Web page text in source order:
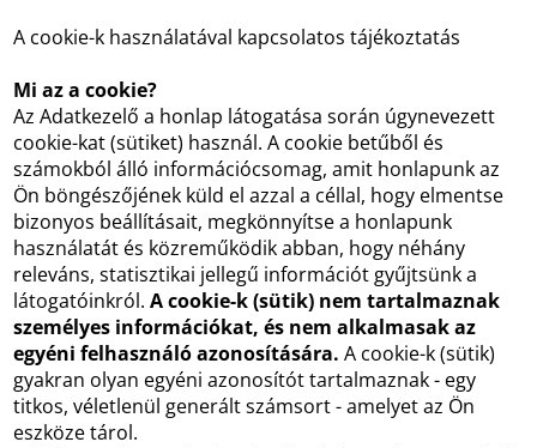
A cookie-k használatával kapcsolatos tájékoztatás
Mi az a cookie?
Az Adatkezelő a honlap látogatása során úgynevezett
cookie-kat (sütiket) használ. A cookie betűből és
számokból álló információcsomag, amit honlapunk az
Ön böngészőjének küld el azzal a céllal, hogy elmentse
bizonyos beállításait, megkönnyítse a honlapunk
használatát és közreműködik abban, hogy néhány
releváns, statisztikai jellegű információt gyűjtsünk a
látogatóinkról.A cookie-k (sütik) nem tartalmaznak
személyes információkat, és nem alkalmasak az
egyéni felhasználó azonosítására. A cookie-k (sütik)
gyakran olyan egyéni azonosítót tartalmaznak - egy
titkos, véletlenül generált számsort - amelyet az Ön
eszköze tárol.